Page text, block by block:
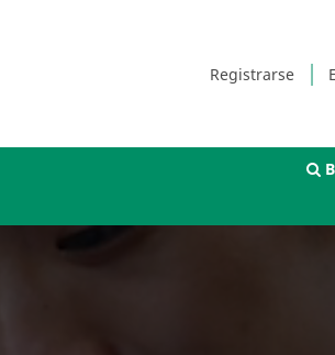
Registrarse